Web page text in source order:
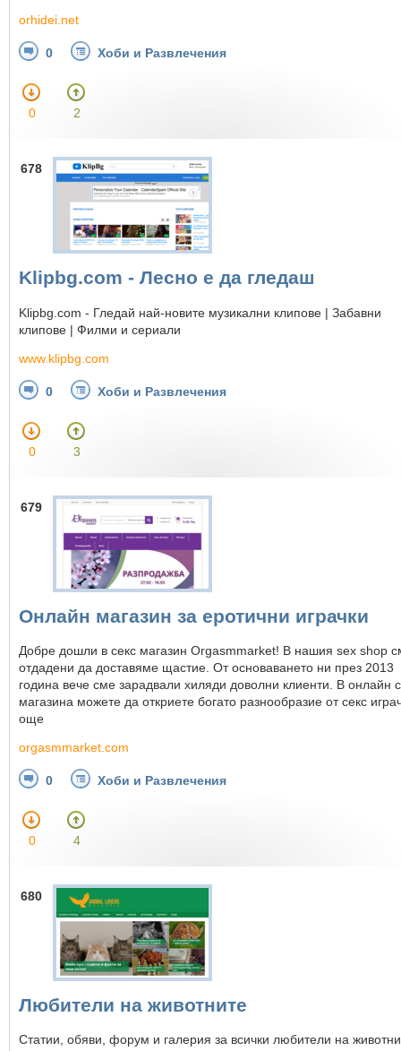
orhidei.net
0 Хоби и Развлечения
0 2
678
Klipbg.com - Лесно е да гледаш
Klipbg.com - Гледай най-новите музикални клипове | Забавни
клипове | Филми и сериали
www.klipbg.com
0 Хоби и Развлечения
0 3
679
Онлайн магазин за еротични играчки
Добре дошли в секс магазин Orgasmmarket! В нашия sex shop
отдадени да доставяме щастие. От основаването ни през 2013
година вече сме зарадвали хиляди доволни клиенти. В онлайн
магазинa можете да откриете богато разнообразие от секс
още
orgasmmarket.com
0 Хоби и Развлечения
0 4
680
Любители на животните
Статии, обяви, форум и галерия за всички любители на